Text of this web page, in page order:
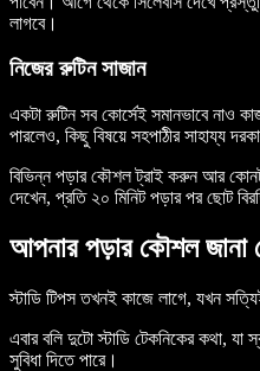
লাগবে।
নিজের রুটিন সাজান
একটা রুটিন সব কোর্সেই সমানভাবে নাও
পারলেও, কিছু বিষয়ে সহপাঠীর সাহায্য
বিভিন্ন পড়ার কৌশল ট্রাই করুন আর
দেখেন, প্রতি ২০ মিনিট পড়ার পর ছোট
আপনার পড়ার কৌশল জানা
স্টাডি টিপস তখনই কাজে লাগে, যখন
এবার বলি দুটো স্টাডি টেকনিকের কথা,
সুবিধা দিতে পারে।